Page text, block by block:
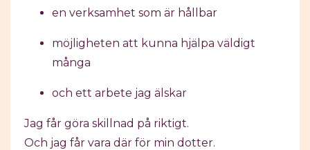
en verksamhet som är hållbar
möjligheten att kunna hjälpa väldigt
många
och ett arbete jag älskar
Jag får göra skillnad på riktigt.
Och jag får vara där för min dotter.